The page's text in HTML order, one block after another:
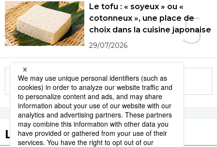
5
Le tofu : « soyeux » ou «
cotonneux », une place de
choix dans la cuisine japonaise
29/07/2026
More in this series
Les tags populaires